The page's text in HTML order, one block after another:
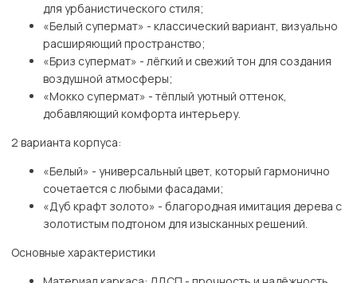
для урбанистического стиля;
«Белый супермат» - классический вариант, визуально
расширяющий пространство;
«Бриз супермат» - лёгкий и свежий тон для создания
воздушной атмосферы;
«Мокко супермат» - тёплый уютный оттенок,
добавляющий комфорта интерьеру.
2 варианта корпуса:
«Белый» - универсальный цвет, который гармонично
сочетается с любыми фасадами;
«Дуб крафт золото» - благородная имитация дерева с
золотистым подтоном для изысканных решений.
Основные характеристики